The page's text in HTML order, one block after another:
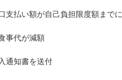
払い額が自己負担限度額までに
事代が減額
通知書を送付